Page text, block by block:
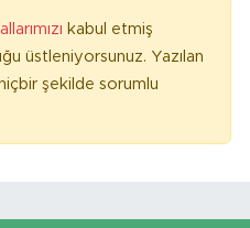
kabul etmiş
üstleniyorsunuz. Yazılan
şekilde sorumlu